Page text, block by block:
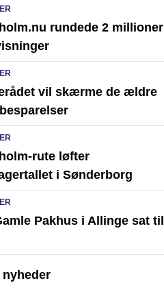
rundede 2 millioner
vil skærme de ældre
rute løfter
i Sønderborg
Pakhus i Allinge sat til
nyheder